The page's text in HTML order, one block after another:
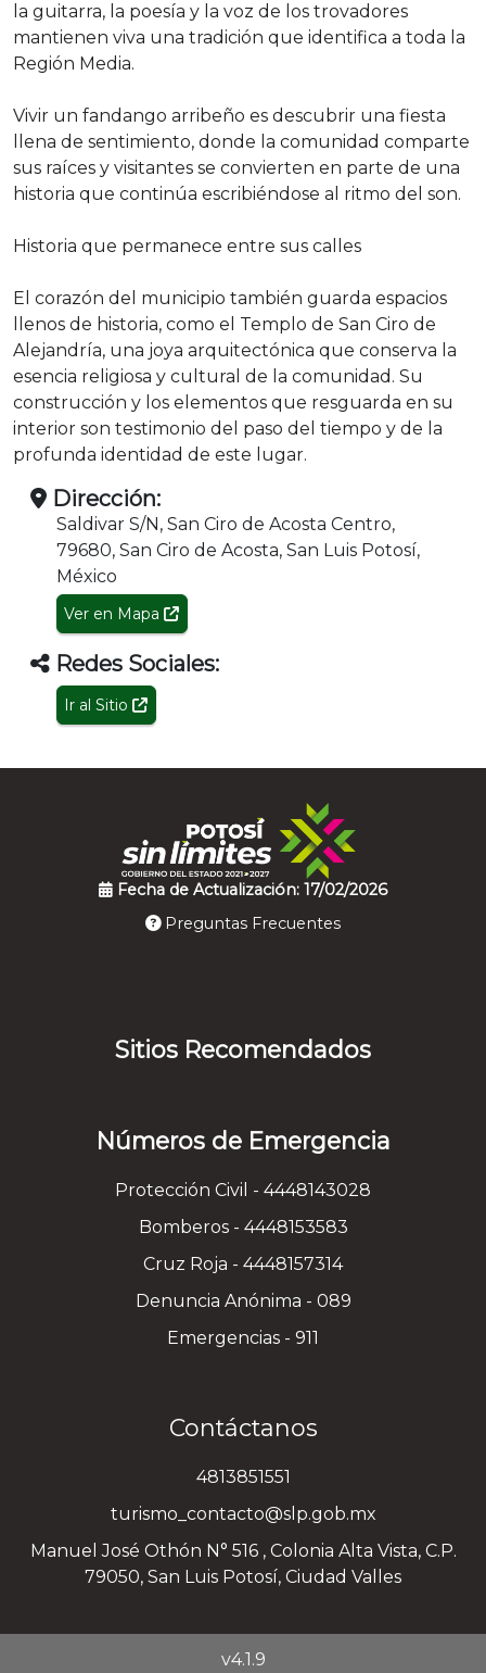
la guitarra, la poesía y la voz de los trovadores
mantienen viva una tradición que identifica a toda la
Región Media.
Vivir un fandango arribeño es descubrir una fiesta
llena de sentimiento, donde la comunidad comparte
sus raíces y visitantes se convierten en parte de una
historia que continúa escribiéndose al ritmo del son.
Historia que permanece entre sus calles
El corazón del municipio también guarda espacios
llenos de historia, como el Templo de San Ciro de
Alejandría, una joya arquitectónica que conserva la
esencia religiosa y cultural de la comunidad. Su
construcción y los elementos que resguarda en su
interior son testimonio del paso del tiempo y de la
profunda identidad de este lugar.
Dirección:
Saldivar S/N, San Ciro de Acosta Centro,
79680, San Ciro de Acosta, San Luis Potosí,
México
Ver en Mapa
Redes Sociales:
Ir al Sitio
Fecha de Actualización: 17/02/2026
Preguntas Frecuentes
Sitios Recomendados
Números de Emergencia
Protección Civil - 4448143028
Bomberos - 4448153583
Cruz Roja - 4448157314
Denuncia Anónima - 089
Emergencias - 911
Contáctanos
4813851551
turismo_contacto@slp.gob.mx
Manuel José Othón N° 516 , Colonia Alta Vista, C.P.
79050, San Luis Potosí, Ciudad Valles
v4.1.9